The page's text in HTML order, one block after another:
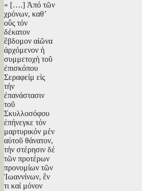
« [….] Ἀπό τῶν
χρόνων, καθ’
οὕς τόν
δέκατον
ἓβδομον αἰῶνα
ἀρχόμενον ἡ
συμμετοχή τοῦ
ἐπισκόπου
Σεραφείμ εἰς
τήν
ἐπανάστασιν
τοῦ
Σκυλλοσόφου
ἐπήνεγκε τόν
μαρτυρικόν μέν
αὐτοῦ θάνατον,
τήν στέρησιν δέ
τῶν προτέρων
προνομίων τῶν
Ἰωαννίνων, ἓν
τι καί μόνον